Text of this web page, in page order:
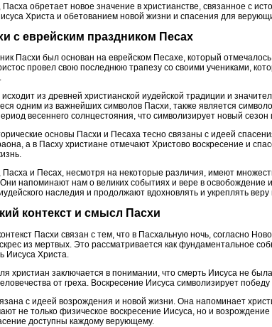
обретает новое значение в христианстве, связанное с
Христа и обетованием новой жизни и спасения для
с еврейским праздником Песах
Пасхи был основан на еврейском Песахе, который
провел свою последнюю трапезу со своими учениками,
из древней христианской иудейской традиции и
одним из важнейших символов Пасхи, также является
весеннего солнцестояния, что символизирует новый сезон
основы Пасхи и Песаха тесно связаны с идеей
а в Пасху христиане отмечают Христово воскресение и
Пасха и Песах, несмотря на некоторые различия, имеют
Они напоминают нам о великих событиях и вере в
наследия и продолжают вдохновлять и укреплять
контекст и смысл Пасхи
Пасхи связан с тем, что в Пасхальную ночь, согласно
из мертвых. Это рассматривается как фундаментальное
Иисуса Христа.
христиан заключается в понимании, что смерть Иисуса не
от греха. Воскресение Иисуса символизирует
с идеей возрождения и новой жизни. Она напоминает
не только физическое воскресение Иисуса, но и
доступны каждому верующему.